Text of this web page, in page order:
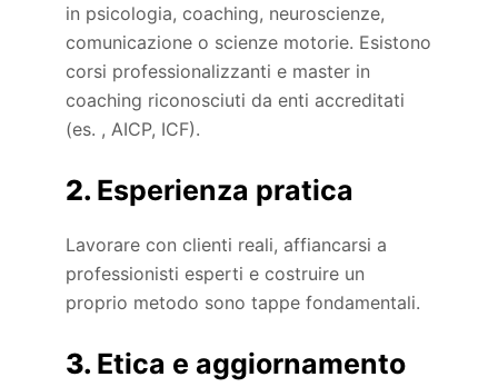
in psicologia, coaching, neuroscienze,
comunicazione o scienze motorie. Esistono
corsi professionalizzanti e master in
coaching riconosciuti da enti accreditati
(es. , AICP, ICF).
2. Esperienza pratica
Lavorare con clienti reali, affiancarsi a
professionisti esperti e costruire un
proprio metodo sono tappe fondamentali.
3. Etica e aggiornamento